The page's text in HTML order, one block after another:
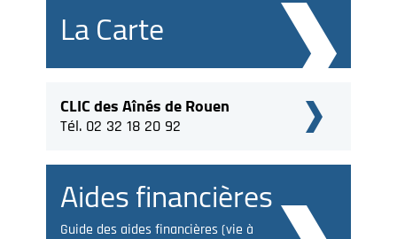
La Carte
CLIC des Aînés de Rouen
Tél. 02 32 18 20 92
Aides financières
Guide des aides financières (vie à